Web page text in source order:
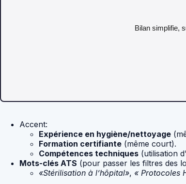
Bilan simplifie,
Accent:
Expérience en hygiène/nettoyage
Formation certifiante (même court).
Compétences techniques (utilisation
Mots-clés ATS (pour passer les filtres des
«Stérilisation à l’hôpital», « Protocoles